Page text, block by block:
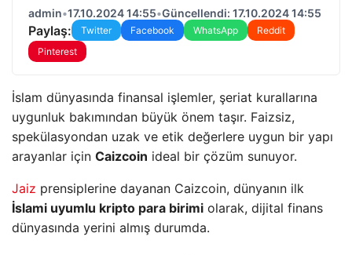
admin•17.10.2024 14:55•Güncellendi: 17.10.2024 14:55
Paylaş: Twitter Facebook WhatsApp
Reddit
Pinterest
İslam dünyasında finansal işlemler, şeriat kurallarına
uygunluk bakımından büyük önem taşır. Faizsiz,
spekülasyondan uzak ve etik değerlere uygun bir yapı
arayanlar için Caizcoin ideal bir çözüm sunuyor.
Jaiz prensiplerine dayanan Caizcoin, dünyanın ilk
İslami uyumlu kripto para birimi olarak, dijital finans
dünyasında yerini almış durumda.